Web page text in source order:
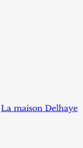
La maison Delhaye